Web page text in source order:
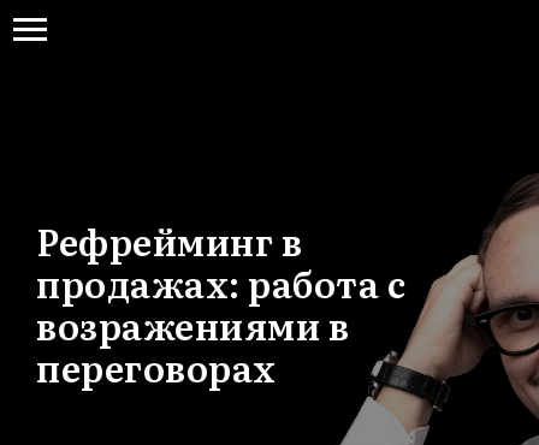
Рефрейминг в
продажах: работа с
возражениями в
переговорах